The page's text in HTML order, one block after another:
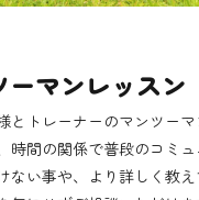
ーマンレッスン
とトレーナーのマンツー
時間の関係で普段のコミ
ない事や、より詳しく教